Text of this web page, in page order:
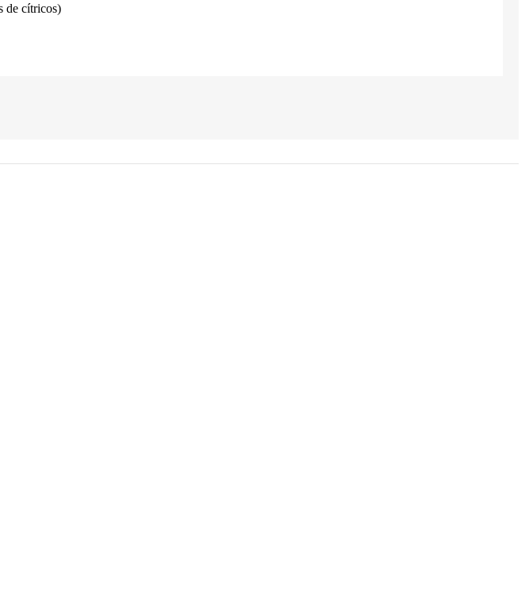
de cítricos)